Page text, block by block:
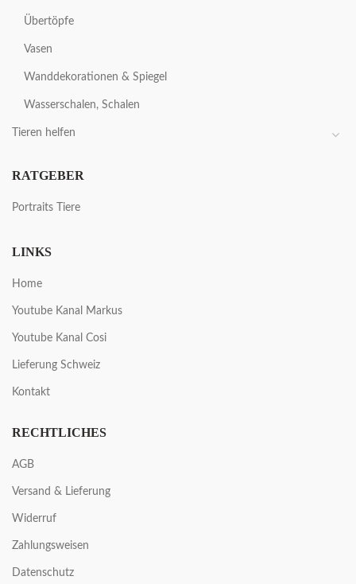
Übertöpfe
Vasen
Wanddekorationen & Spiegel
Wasserschalen, Schalen
Tieren helfen
RATGEBER
Portraits Tiere
LINKS
Home
Youtube Kanal Markus
Youtube Kanal Cosi
Lieferung Schweiz
Kontakt
RECHTLICHES
AGB
Versand & Lieferung
Widerruf
Zahlungsweisen
Datenschutz